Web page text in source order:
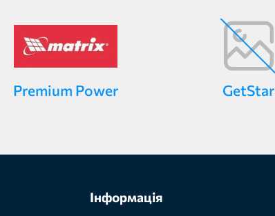
Premium Power GetStar
Інформація